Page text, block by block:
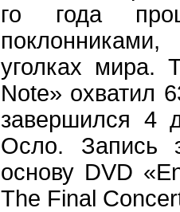
го года
уголках мира.
Note» охватил
завершился 4
Осло. Запись
основу DVD
The Final